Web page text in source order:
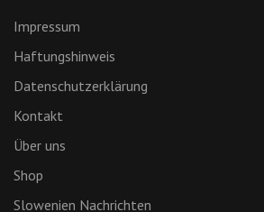
Impressum
Haftungshinweis
Datenschutzerklärung
Kontakt
Über uns
Shop
Slowenien Nachrichten